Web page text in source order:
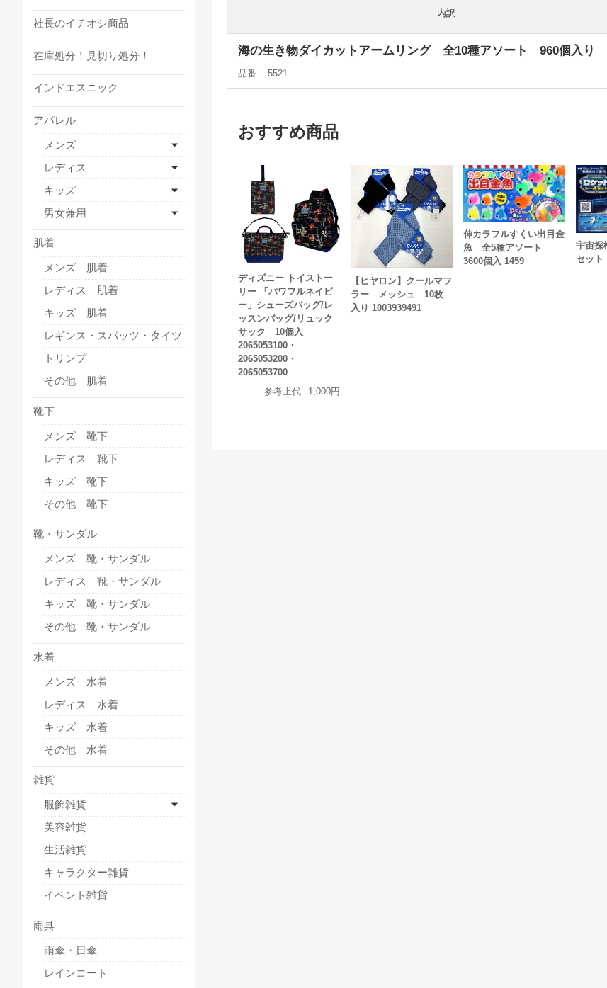
内訳
海の生き物ダイカットアームリング 全10種アソート 960個入り
品番 5521
おすすめ商品
ディズニー トイストー
リー 「パワフルネイビ
ー」シューズバッグ/レ
ッスンバッグ/リュック
サック 10個入
2065053100・
2065053200・
2065053700
参考上代
1,000円
【ヒヤロン】クールマフ
ラー メッシュ 10枚
入り 1003939491
伸カラフルすくい出目金
魚 全5種アソート
3600個入 1459
宇宙探
セッ
社長のイチオシ商品
在庫処分！見切り処分！
インドエスニック
アパレル
メンズ
レディス
キッズ
男女兼用
肌着
メンズ 肌着
レディス 肌着
キッズ 肌着
レギンス・スパッツ・タイツ
トリンプ
その他 肌着
靴下
メンズ 靴下
レディス 靴下
キッズ 靴下
その他 靴下
靴・サンダル
メンズ 靴・サンダル
レディス 靴・サンダル
キッズ 靴・サンダル
その他 靴・サンダル
水着
メンズ 水着
レディス 水着
キッズ 水着
その他 水着
雑貨
服飾雑貨
美容雑貨
生活雑貨
キャラクター雑貨
イベント雑貨
雨具
雨傘・日傘
レインコート